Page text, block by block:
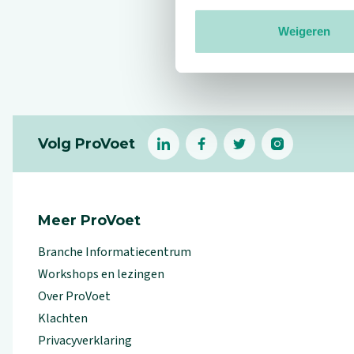
Weigeren
Reviews
Volg ProVoet
linkedin (Let op uitgaande link)
facebook(Let op uitgaande
twitter(Let op
instagram
Meer ProVoet
Branche Informatiecentrum
Workshops en lezingen
Over ProVoet
Klachten
Privacyverklaring